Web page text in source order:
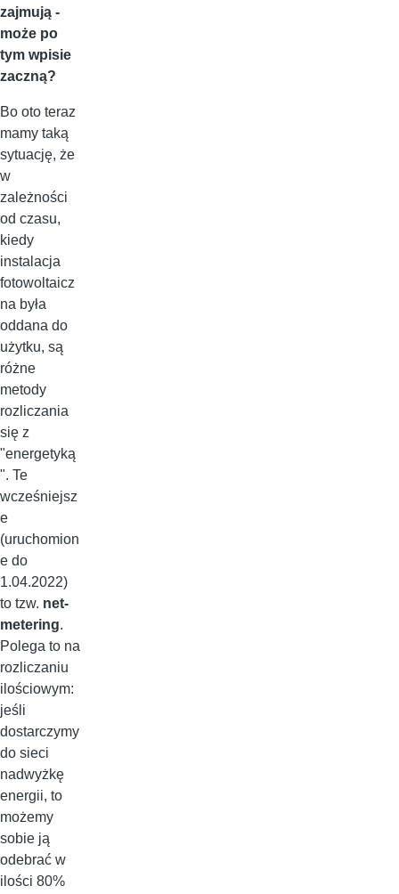
zajmują -
może po
tym wpisie
zaczną?
Bo oto teraz
mamy taką
sytuację, że
w
zależności
od czasu,
kiedy
instalacja
fotowoltaicz
na była
oddana do
użytku, są
różne
metody
rozliczania
się z
"energetyką
". Te
wcześniejsz
e
(uruchomion
e do
1.04.2022)
to tzw. net-
metering.
Polega to na
rozliczaniu
ilościowym:
jeśli
dostarczymy
do sieci
nadwyżkę
energii, to
możemy
sobie ją
odebrać w
ilości 80%